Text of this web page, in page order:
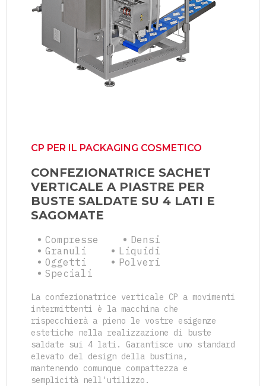
CP PER IL PACKAGING COSMETICO
CONFEZIONATRICE SACHET
VERTICALE A PIASTRE PER
BUSTE SALDATE SU 4 LATI E
SAGOMATE
Compresse
Densi
Granuli
Liquidi
Oggetti
Polveri
Speciali
La confezionatrice verticale CP a movimenti
intermittenti è la macchina che
rispecchierà a pieno le vostre esigenze
estetiche nella realizzazione di buste
saldate sui 4 lati. Garantisce uno standard
elevato del design della bustina,
mantenendo comunque compattezza e
semplicità nell'utilizzo.